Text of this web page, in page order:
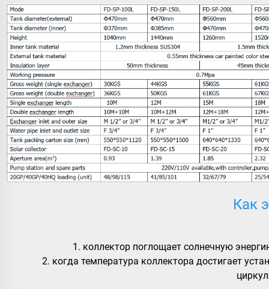
Как
1. коллектор поглощает солнечную
2. когда температура коллектора достигает